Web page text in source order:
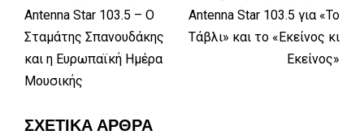
Antenna Star 103.5 – Ο
Σταμάτης Σπανουδάκης
και η Ευρωπαϊκή Ημέρα
Μουσικής
Antenna Star 103.5 για «Το
Τάβλι» και το «Εκείνος κι
Εκείνος»
ΣΧΕΤΙΚΆ ΆΡΘΡΑ